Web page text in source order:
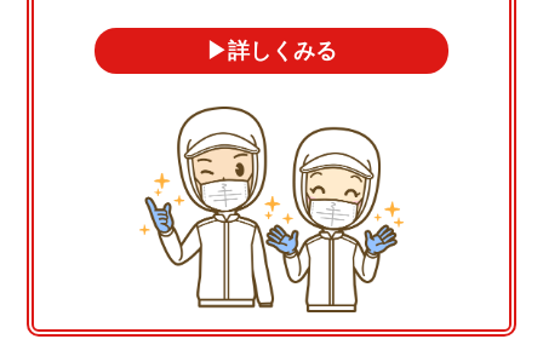
▶︎詳しくみる